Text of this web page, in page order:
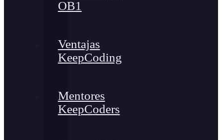
OB1
Ventajas
KeepCoding
Mentores
KeepCoders